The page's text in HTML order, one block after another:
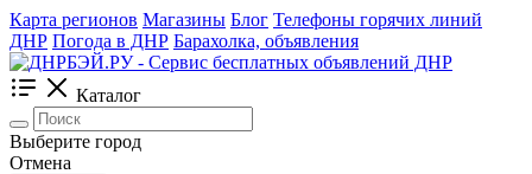
Карта регионов Магазины Блог Телефоны горячих линий
ДНР Погода в ДНР Барахолка, объявления
Каталог
Выберите город
Отмена